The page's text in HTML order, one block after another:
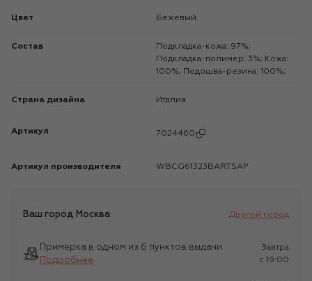
Цвет Бежевый
Состав
Подкладка-кожа: 97%;
Подкладка-полимер: 3%; Кожа:
100%; Подошва-резина: 100%;
Страна дизайна Италия
Артикул 7024460
Артикул производителя WBCG61323BARTSAP
Ваш город Москва Другой город
Примерка в одном из 6 пунктов выдачи
Подробнее
Завтра
c 19:00